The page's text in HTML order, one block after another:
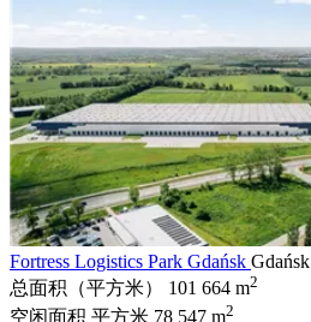
Fortress Logistics Park Gdańsk Gdańsk
总面积（平方米）
101 664 m2
空闲面积 平方米 78 547 m2